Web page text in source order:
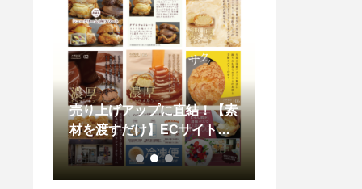
売り上げアップに直結！【素
材を渡すだけ】ECサイト向
け商品画像を手軽にプロ品質
で制作！ふるさと納税にも！